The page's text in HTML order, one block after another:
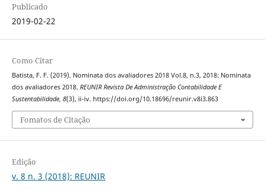
Publicado
2019-02-22
Como Citar
Batista, F. F. (2019). Nominata dos avaliadores 2018 Vol.8, n.3, 2018: Nominata
dos avaliadores 2018. REUNIR Revista De Administração Contabilidade E
Sustentabilidade, 8(3), ii-iv. https://doi.org/10.18696/reunir.v8i3.863
Fomatos de Citação
Edição
v. 8 n. 3 (2018): REUNIR